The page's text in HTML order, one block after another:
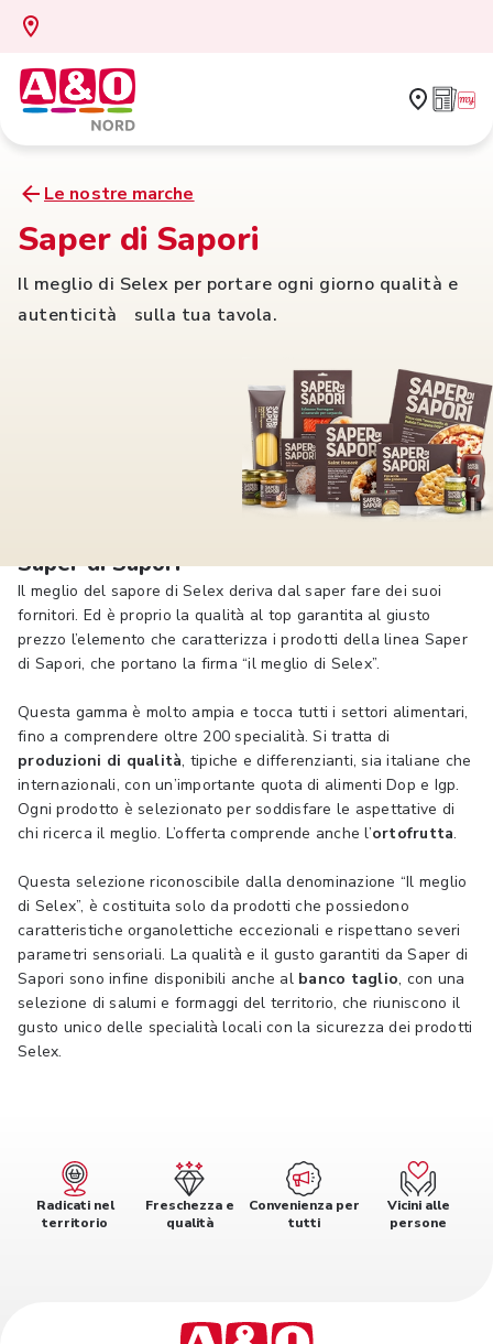
Le nostre marche
Saper di Sapori
Il meglio di Selex per portare ogni giorno qualità e
autenticità sulla tua tavola.
Saper di Sapori
Il meglio del sapore di Selex deriva dal saper fare dei suoi
fornitori. Ed è proprio la qualità al top garantita al giusto
prezzo l’elemento che caratterizza i prodotti della linea Saper
di Sapori, che portano la firma “il meglio di Selex”.
Questa gamma è molto ampia e tocca tutti i settori alimentari,
fino a comprendere oltre 200 specialità. Si tratta di
produzioni di qualità, tipiche e differenzianti, sia italiane che
internazionali, con un’importante quota di alimenti Dop e Igp.
Ogni prodotto è selezionato per soddisfare le aspettative di
chi ricerca il meglio. L’offerta comprende anche l’ortofrutta.
Questa selezione riconoscibile dalla denominazione “Il meglio
di Selex”, è costituita solo da prodotti che possiedono
caratteristiche organolettiche eccezionali e rispettano severi
parametri sensoriali. La qualità e il gusto garantiti da Saper di
Sapori sono infine disponibili anche al banco taglio, con una
selezione di salumi e formaggi del territorio, che riuniscono il
gusto unico delle specialità locali con la sicurezza dei prodotti
Selex.
Radicati nel
territorio
Freschezza e
qualità
Convenienza per
tutti
Vicini alle
persone